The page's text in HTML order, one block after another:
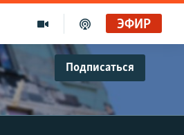
ЭФИР
Подписаться